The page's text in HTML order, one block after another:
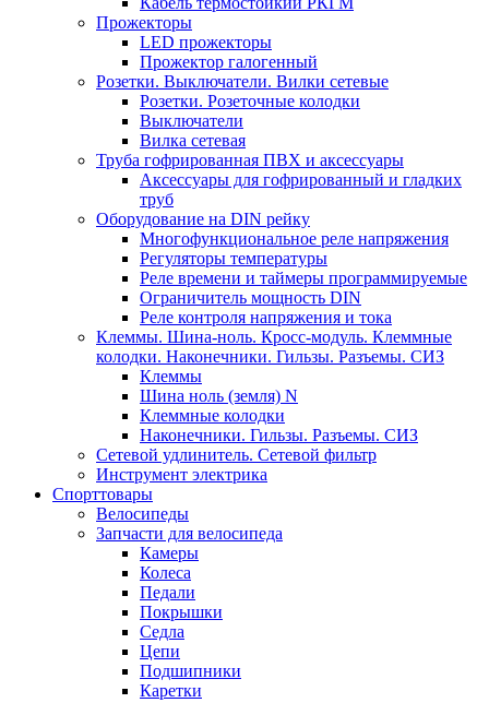
Прожекторы
LED прожекторы
Прожектор галогенный
Розетки. Выключатели. Вилки сетевые
Розетки. Розеточные колодки
Выключатели
Вилка сетевая
Труба гофрированная ПВХ и аксессуары
Аксессуары для гофрированный и гладких
труб
Оборудование на DIN рейку
Многофункциональное реле напряжения
Регуляторы температуры
Реле времени и таймеры программируемые
Ограничитель мощность DIN
Реле контроля напряжения и тока
Клеммы. Шина-ноль. Кросс-модуль. Клеммные
колодки. Наконечники. Гильзы. Разъемы. СИЗ
Клеммы
Шина ноль (земля) N
Клеммные колодки
Наконечники. Гильзы. Разъемы. СИЗ
Сетевой удлинитель. Сетевой фильтр
Инструмент электрика
Спорттовары
Велосипеды
Запчасти для велосипеда
Камеры
Колеса
Педали
Покрышки
Седла
Цепи
Подшипники
Каретки